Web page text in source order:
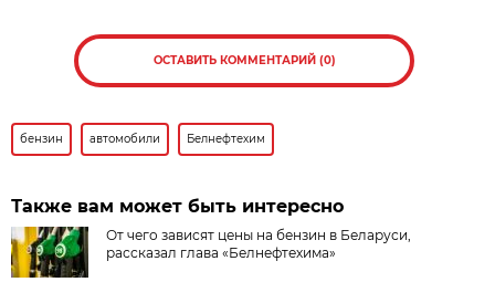
ОСТАВИТЬ КОММЕНТАРИЙ (0)
бензин автомобили Белнефтехим
Также вам может быть интересно
От чего зависят цены на бензин в Беларуси,
рассказал глава «Белнефтехима»